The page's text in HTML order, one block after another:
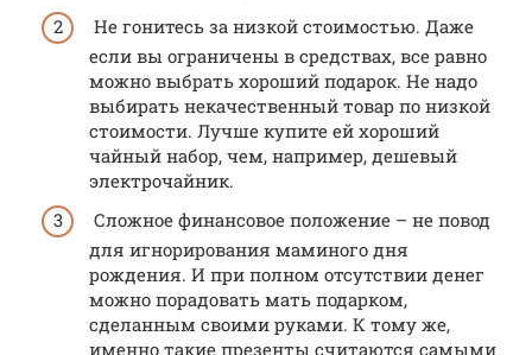
Не гонитесь за низкой стоимостью. Даже
если вы ограничены в средствах, все равно
можно выбрать хороший подарок. Не надо
выбирать некачественный товар по низкой
стоимости. Лучше купите ей хороший
чайный набор, чем, например, дешевый
электрочайник.
Сложное финансовое положение – не повод
для игнорирования маминого дня
рождения. И при полном отсутствии денег
можно порадовать мать подарком,
сделанным своими руками. К тому же,
именно такие презенты считаются самыми